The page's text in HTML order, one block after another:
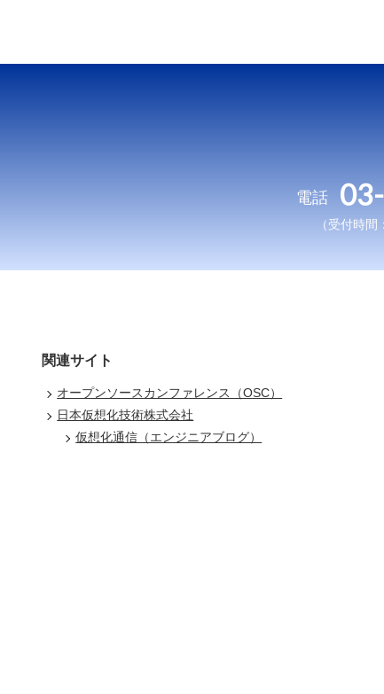
電話
（受付時間
関連サイト
オープンソースカンファレンス（OSC）
日本仮想化技術株式会社
仮想化通信（エンジニアブログ）